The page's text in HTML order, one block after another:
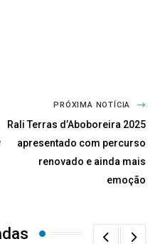
PRÓXIMA NOTÍCIA
Rali Terras d’Aboboreira 2025
apresentado com percurso
renovado e ainda mais
emoção